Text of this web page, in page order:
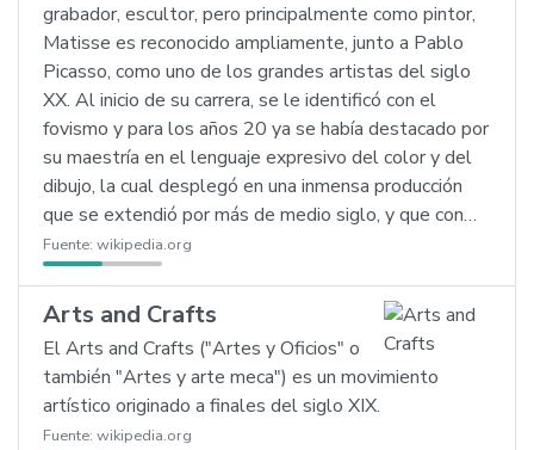
grabador, escultor, pero principalmente como pintor,
Matisse es reconocido ampliamente, junto a Pablo
Picasso, como uno de los grandes artistas del siglo
XX. Al inicio de su carrera, se le identificó con el
fovismo y para los años 20 ya se había destacado por
su maestría en el lenguaje expresivo del color y del
dibujo, la cual desplegó en una inmensa producción
que se extendió por más de medio siglo, y que con…
Fuente: wikipedia.org
Arts and Crafts
El Arts and Crafts ("Artes y Oficios" o
también "Artes y arte meca") es un movimiento
artístico originado a finales del siglo XIX.
Fuente: wikipedia.org